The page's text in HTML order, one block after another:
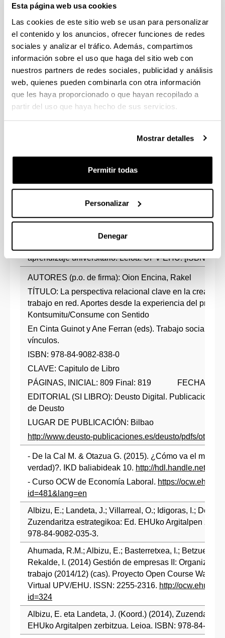
Esta página web usa cookies
Las cookies de este sitio web se usan para personalizar
el contenido y los anuncios, ofrecer funciones de redes
sociales y analizar el tráfico. Además, compartimos
información sobre el uso que haga del sitio web con
nuestros partners de redes sociales, publicidad y análisis
web, quienes pueden combinarla con otra información
que les haya proporcionado o que hayan recopilado a
partir del uso que haya hecho de sus servicios.
Mostrar detalles
Permitir todas
Personalizar
Denegar
Desarrollo y Cooperacion Internacional
LUGAR DE PUBLICACIÓN: Bilbao
https://publicaciones.hegoa.ehu.eus/es/publications/
AUTORES (p.o. de firma): OAranguren Vigo, Edurne;
TÍTULO: Experiencia piloto de aprendizaje-servicio en
Trabajo Social Comunitario y Diseño y Evaluación de
del Grado de Trabajo Social
ISBN: 978-84-9082-838-0
CLAVE: Capitulo de Libro
PÁGINAS, INICIAL: 137 Final: 146
Moodle analytics: Guidelines for optimizing e-learning.
2018. Ibon Aranburu, María Beatriz Plaza, María
Insunza, Aitor Basañez
Inza-Bartolomé, Amaia (coord. edi.) (2018).
aprendizaje universitario. Leioa: UPV-EHU. [ISBN:
AUTORES (p.o. de firma): Oion Encina, Rakel
TÍTULO: La perspectiva relacional clave en la
trabajo en red. Aportes desde la experiencia del
Kontsumitu/Consume con Sentido
En Cinta Guinot y Ane Ferran (eds). Trabajo social:
vínculos.
ISBN: 978-84-9082-838-0
CLAVE: Capitulo de Libro
PÁGINAS, INICIAL: 809 Final: 819 FECHA:
EDITORIAL (SI LIBRO): Deusto Digital. Publicaciones
de Deusto
LUGAR DE PUBLICACIÓN: Bilbao
http://www.deusto-publicaciones.es/deusto/pdfs/
- De la Cal M. & Otazua G. (2015). ¿Cómo va el
verdad)?. IKD baliabideak 10. http://hdl.handle.net/
- Curso OCW de Economía Laboral. https://
id=481&lang=en
Albizu, E.; Landeta, J.; Villarreal, O.; Idigoras, I.;
Zuzendaritza estrategikoa: Ed. EHUko Argitalpen
978-84-9082-035-3.
Ahumada, R.M.; Albizu, E.; Basterretxea, I.; Betzuen,
Rekalde, I. (2014) Gestión de empresas II:
trabajo (2014/12) (cas). Proyecto Open Course Ware
Virtual UPV/EHU. ISSN: 2255-2316. http://ocw.ehu.es/
id=324
Albizu, E. eta Landeta, J. (Koord.) (2014),
EHUko Argitalpen zerbitzua. Leioa. ISBN: 978-84-